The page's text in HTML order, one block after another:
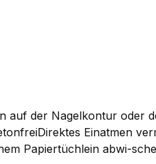
auf der Nagelkontur oder
Einatmen
Papiertüchlein abwi-